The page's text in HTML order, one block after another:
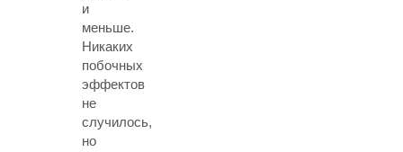
и
меньше.
Никаких
побочных
эффектов
не
случилось,
но